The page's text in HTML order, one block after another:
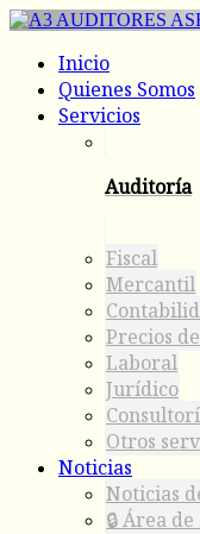
Inicio
Quienes Somos
Servicios
Auditoría
Fiscal
Mercantil
Precios
Laboral
Jurídico
Otros
Noticias
Noticias
🔒 Área